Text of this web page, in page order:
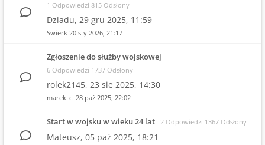
1 Odpowiedzi 815 Odsłony
Dziadu, 29 gru 2025, 11:59
Swierk 20 sty 2026, 21:17
Zgłoszenie do służby wojskowej
6 Odpowiedzi 1737 Odsłony
rolek2145, 23 sie 2025, 14:30
marek_c. 28 paź 2025, 22:02
Start w wojsku w wieku 24 lat 2 Odpowiedzi 1367 Odsłony
Mateusz, 05 paź 2025, 18:21